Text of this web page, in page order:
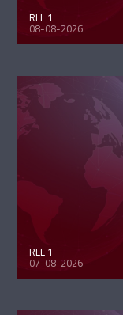
RLL 1
08-08-2026
RLL 1
07-08-2026